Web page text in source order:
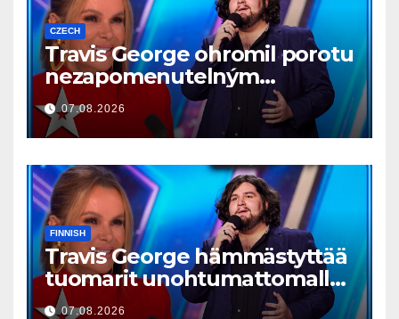
CZECH
Travis George ohromil porotu
nezapomenutelným
vystoupením
07.08.2026
FINNISH
Travis George hämmästyttää
tuomarit unohtumattomalla
esityksellään
07.08.2026